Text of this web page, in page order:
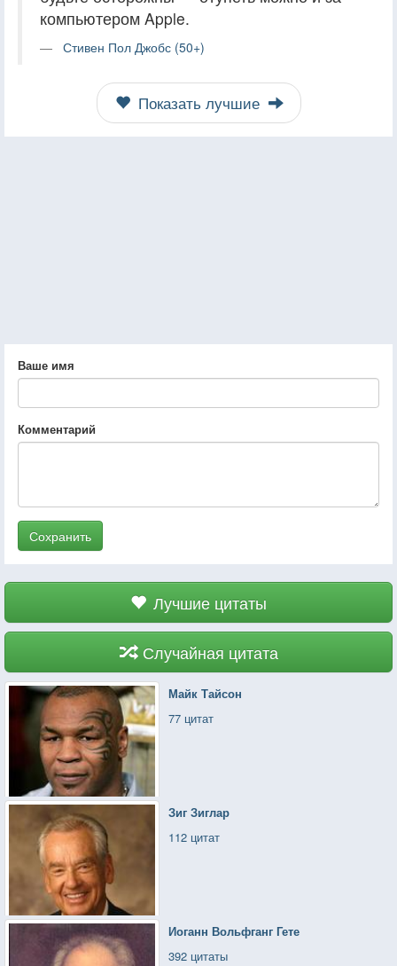
компьютером Apple.
Стивен Пол Джобс (50+)
Показать лучшие
Ваше имя
Комментарий
Сохранить
Лучшие цитаты
Случайная цитата
Майк Тайсон
77 цитат
Зиг Зиглар
112 цитат
Иоганн Вольфганг Гете
392 цитаты